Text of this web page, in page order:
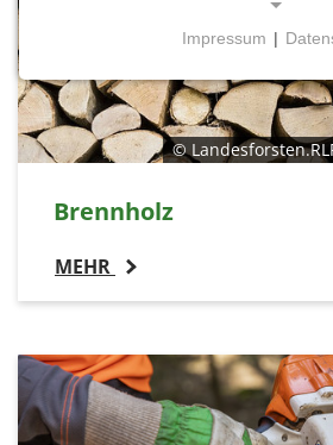
©
Brennholz
MEHR
Notwendige Cookies
Funktionen und sind für die
der Website erforderlich.
Einverständnis-Cookie
Name:
cookie_consent
Dieser Cookie speichert die
Einverständnis-Optionen des
Cookie Laufzeit:
Impressum |